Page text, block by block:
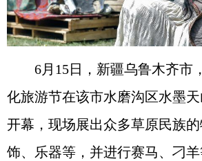
6月15日，新疆乌鲁木齐市
化旅游节在该市水磨沟区水墨
开幕，现场展出众多草原民族
饰、乐器等，并进行赛马、刁